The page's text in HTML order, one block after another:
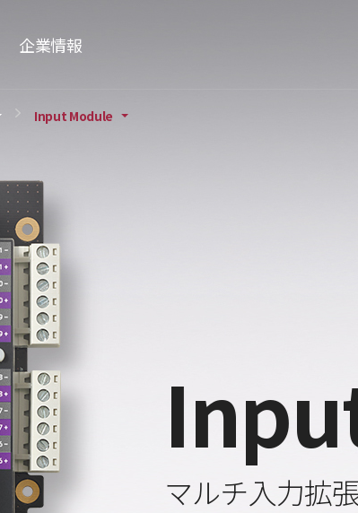
企業情報
マルチ入力拡
Input Module